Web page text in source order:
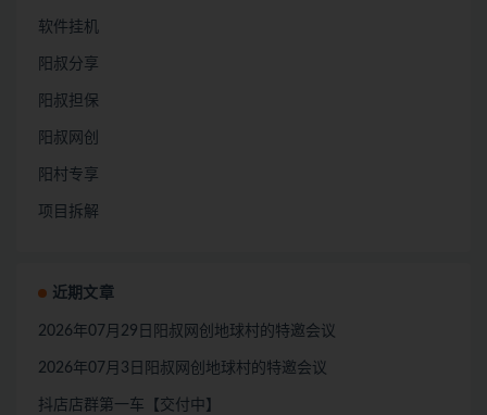
软件挂机
阳叔分享
阳叔担保
阳叔网创
阳村专享
项目拆解
近期文章
2026年07月29日阳叔网创地球村的特邀会议
2026年07月3日阳叔网创地球村的特邀会议
抖店店群第一车【交付中】